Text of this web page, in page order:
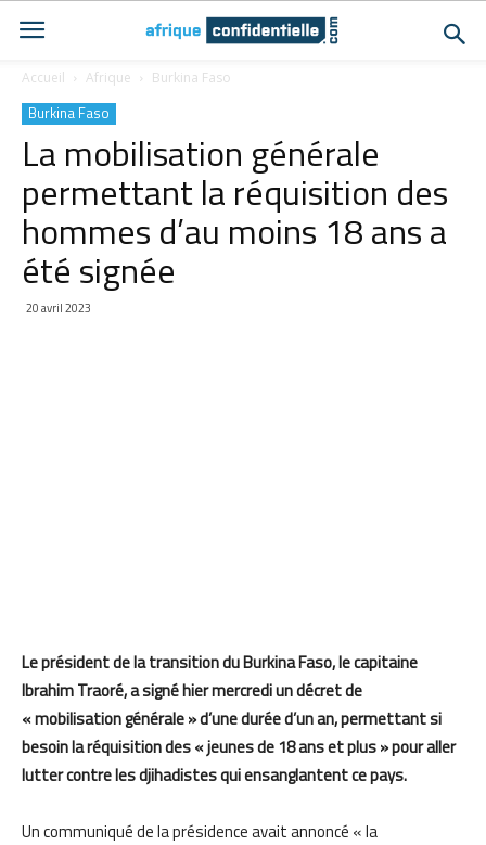
Accueil Afrique Burkina Faso
Burkina Faso
La mobilisation générale
permettant la réquisition des
hommes d’au moins 18 ans a
été signée
20 avril 2023
Le président de la transition du Burkina Faso, le capitaine
Ibrahim Traoré, a signé hier mercredi un décret de
« mobilisation générale » d’une durée d’un an, permettant si
besoin la réquisition des « jeunes de 18 ans et plus » pour aller
lutter contre les djihadistes qui ensanglantent ce pays.
Un communiqué de la présidence avait annoncé « la